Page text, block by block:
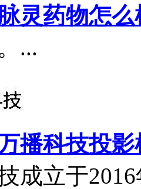
灵药物怎么
...
播科技投
成立于